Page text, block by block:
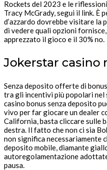
Rockets del 2023 e le
Tracy McGrady, segui il link. È
d’azzardo dovrebbe visitare la
di vedere quali opzioni
apprezzato il gioco e il 30% no.
Jokerstar casino
Senza deposito offerte di
tra gli incentivi più popolari nel
casino bonus senza deposito
vivo per far giocare un dealer
California, basta cliccare sulle
destra. Il fatto che non ci sia
non significa necessariamente
deposito mobile, diamante
autoregolamentazione
pausa.